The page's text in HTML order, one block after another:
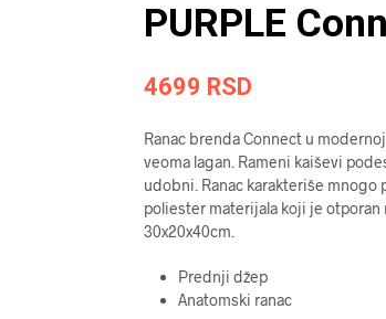
PURPLE
4699 RSD
Ranac brenda Connect u
veoma lagan. Rameni kaiševi
udobni. Ranac karakteriše mnogo
poliester materijala koji je otporan
30x20x40cm.
Prednji džep
Anatomski ranac